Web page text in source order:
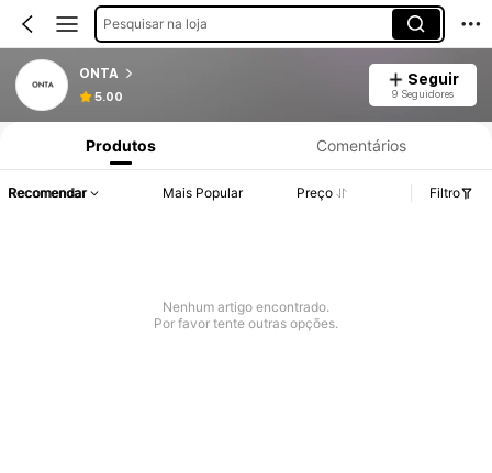
Pesquisar na loja
ONTA
5.00
Seguir
9 Seguidores
Produtos Comentários
Recomendar Mais Popular Preço Filtro
Nenhum artigo encontrado.
Por favor tente outras opções.